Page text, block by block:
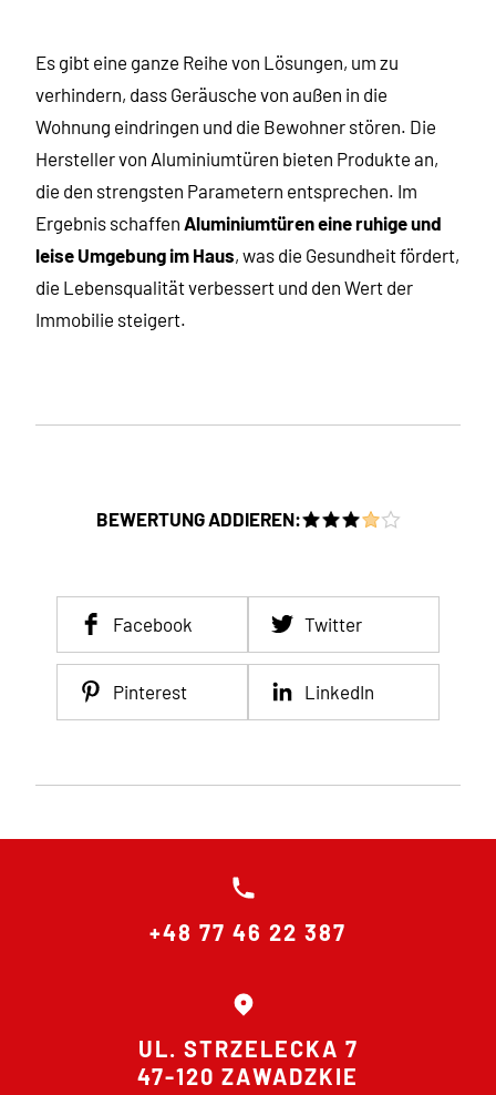
Es gibt eine ganze Reihe von Lösungen, um zu
verhindern, dass Geräusche von außen in die
Wohnung eindringen und die Bewohner stören. Die
Hersteller von Aluminiumtüren bieten Produkte an,
die den strengsten Parametern entsprechen. Im
Ergebnis schaffen Aluminiumtüren eine ruhige und
leise Umgebung im Haus, was die Gesundheit fördert,
die Lebensqualität verbessert und den Wert der
Immobilie steigert.
BEWERTUNG ADDIEREN:
Facebook Twitter
Pinterest LinkedIn
+48 77 46 22 387
UL. STRZELECKA 7
47-120 ZAWADZKIE